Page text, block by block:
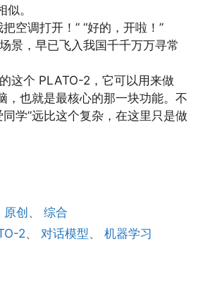
似。
空调打开！” “好的，开啦！”
，早已飞入我国千千万万寻常
这个 PLATO-2，它可以用来做
，也就是最核心的那一块功能。不
学”远比这个复杂，在这里只是做
原创 、综合
2、对话模型、机器学习